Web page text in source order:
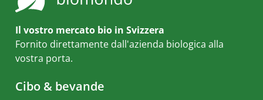
Il vostro mercato bio in Svizzera
Fornito direttamente dall'azienda biologica alla
vostra porta.
Cibo & bevande